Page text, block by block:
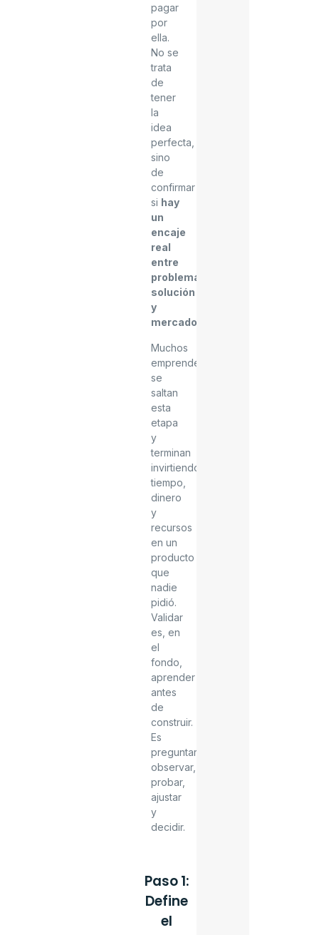
pagar
por
ella.
No se
trata
de
tener
la
idea
perfecta,
sino
de
confirmar
si hay
un
encaje
real
entre
problema,
solución
y
mercado
Muchos
emprendedores
se
saltan
esta
etapa
y
terminan
invirtiendo
tiempo,
dinero
y
recursos
en un
producto
que
nadie
pidió.
Validar
es, en
el
fondo,
aprender
antes
de
construir.
Es
preguntar,
observar,
probar,
ajustar
y
decidir.
Paso 1:
Define
el